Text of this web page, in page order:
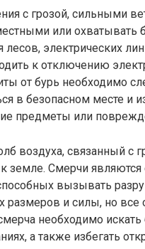
с грозой, сильными
или охватывать
электрических
к отключению
от бурь необходимо
в безопасном месте и
предметы или
воздуха, связанный с
земле. Смерчи
вызывать
и силы, но все
необходимо
а также избегать